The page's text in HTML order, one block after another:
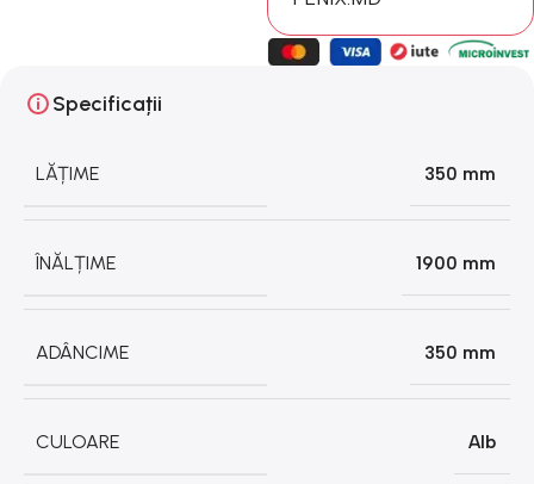
Specificații
LĂȚIME 350 mm
ÎNĂLȚIME 1900 mm
ADÂNCIME 350 mm
CULOARE Alb